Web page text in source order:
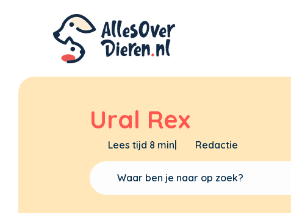
Ural Rex
Lees tijd 8 min| Redactie